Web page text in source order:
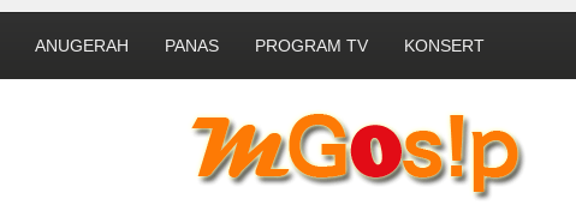
ANUGERAH PANAS PROGRAM TV KONSERT